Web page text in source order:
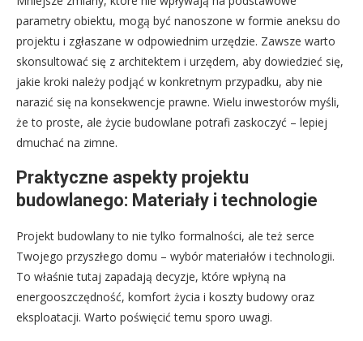
parametry obiektu, mogą być nanoszone w formie aneksu do
projektu i zgłaszane w odpowiednim urzędzie. Zawsze warto
skonsultować się z architektem i urzędem, aby dowiedzieć się,
jakie kroki należy podjąć w konkretnym przypadku, aby nie
narazić się na konsekwencje prawne. Wielu inwestorów myśli,
że to proste, ale życie budowlane potrafi zaskoczyć – lepiej
dmuchać na zimne.
Praktyczne aspekty projektu
budowlanego: Materiały i technologie
Projekt budowlany to nie tylko formalności, ale też serce
Twojego przyszłego domu – wybór materiałów i technologii.
To właśnie tutaj zapadają decyzje, które wpłyną na
energooszczędność, komfort życia i koszty budowy oraz
eksploatacji. Warto poświęcić temu sporo uwagi.